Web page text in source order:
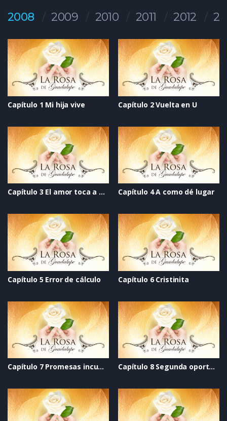
2008 2009 2010 2011 2012
Capítulo 1 Mi hija vive Capítulo 2 Vuelta en U
Capítulo 3 El amor toca a mi puerta Capítulo 4 A como dé lugar
Capítulo 5 Error de cálculo Capítulo 6 Cristinita
Capítulo 7 Promesas incumplidas Capítulo 8 Segunda oportunidad